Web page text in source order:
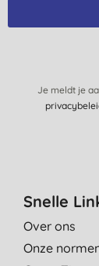
Je meldt je
Snelle
Over ons
Onze